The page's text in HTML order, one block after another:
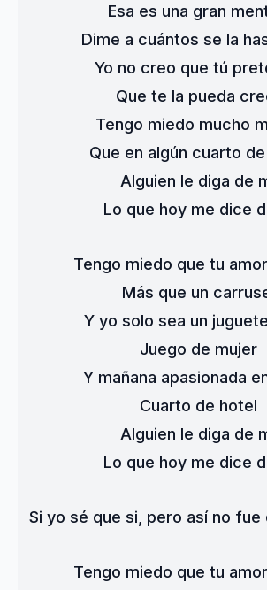
Esa es una gran
Dime a cuántos se la
Yo no creo que tú
Que te la pueda
Tengo miedo mucho
Que en algún cuarto
Alguien le diga de
Lo que hoy me dice
Tengo miedo que tu
Más que un
Y yo solo sea un
Juego de mujer
Y mañana apasionada
Cuarto de hotel
Alguien le diga de
Lo que hoy me dice
Si yo sé que si, pero así no
Tengo miedo que tu